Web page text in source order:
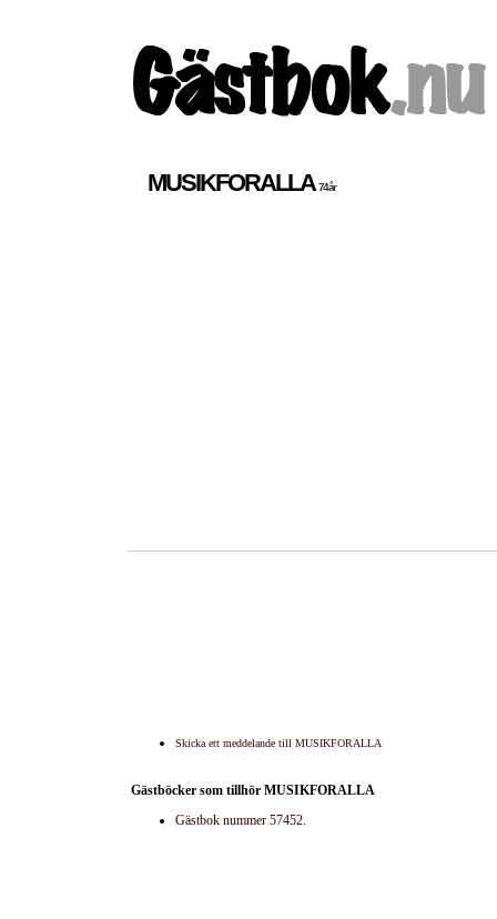
MUSIKFORALLA74 år
Skicka ett meddelande till MUSIKFORALLA
Gästböcker som tillhör MUSIKFORALLA
Gästbok nummer 57452